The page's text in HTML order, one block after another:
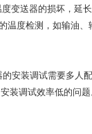
变送器的损坏，延
温度检测，如输油
安装调试需要多人
装调试效率低的问题